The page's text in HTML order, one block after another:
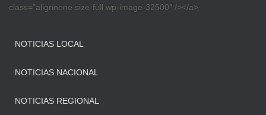
class=”alignnone size-full wp-image-32500″ /></a>
NOTICIAS LOCAL
NOTICIAS NACIONAL
NOTICIAS REGIONAL